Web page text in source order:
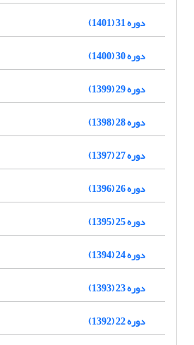
دوره 31 (1401)
دوره 30 (1400)
دوره 29 (1399)
دوره 28 (1398)
دوره 27 (1397)
دوره 26 (1396)
دوره 25 (1395)
دوره 24 (1394)
دوره 23 (1393)
دوره 22 (1392)